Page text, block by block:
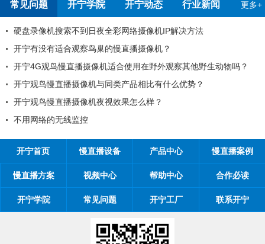
常见问题 开宁学院 开宁动态 行业新闻 更多+
到日夜全彩网络摄像机IP解决方法
察鸟巢的慢直播摄像机？
摄像机适合使用在野外观察其他野生动物吗？
像机与同类产品相比有什么优势？
像机夜视效果怎么样？
工程商如何制定
开宁首页 慢直播设备 产品中心 慢直播案例
慢直播方案 视频中心 帮助中心 合作必读
开宁学院 常见问题 开宁工厂 联系开宁